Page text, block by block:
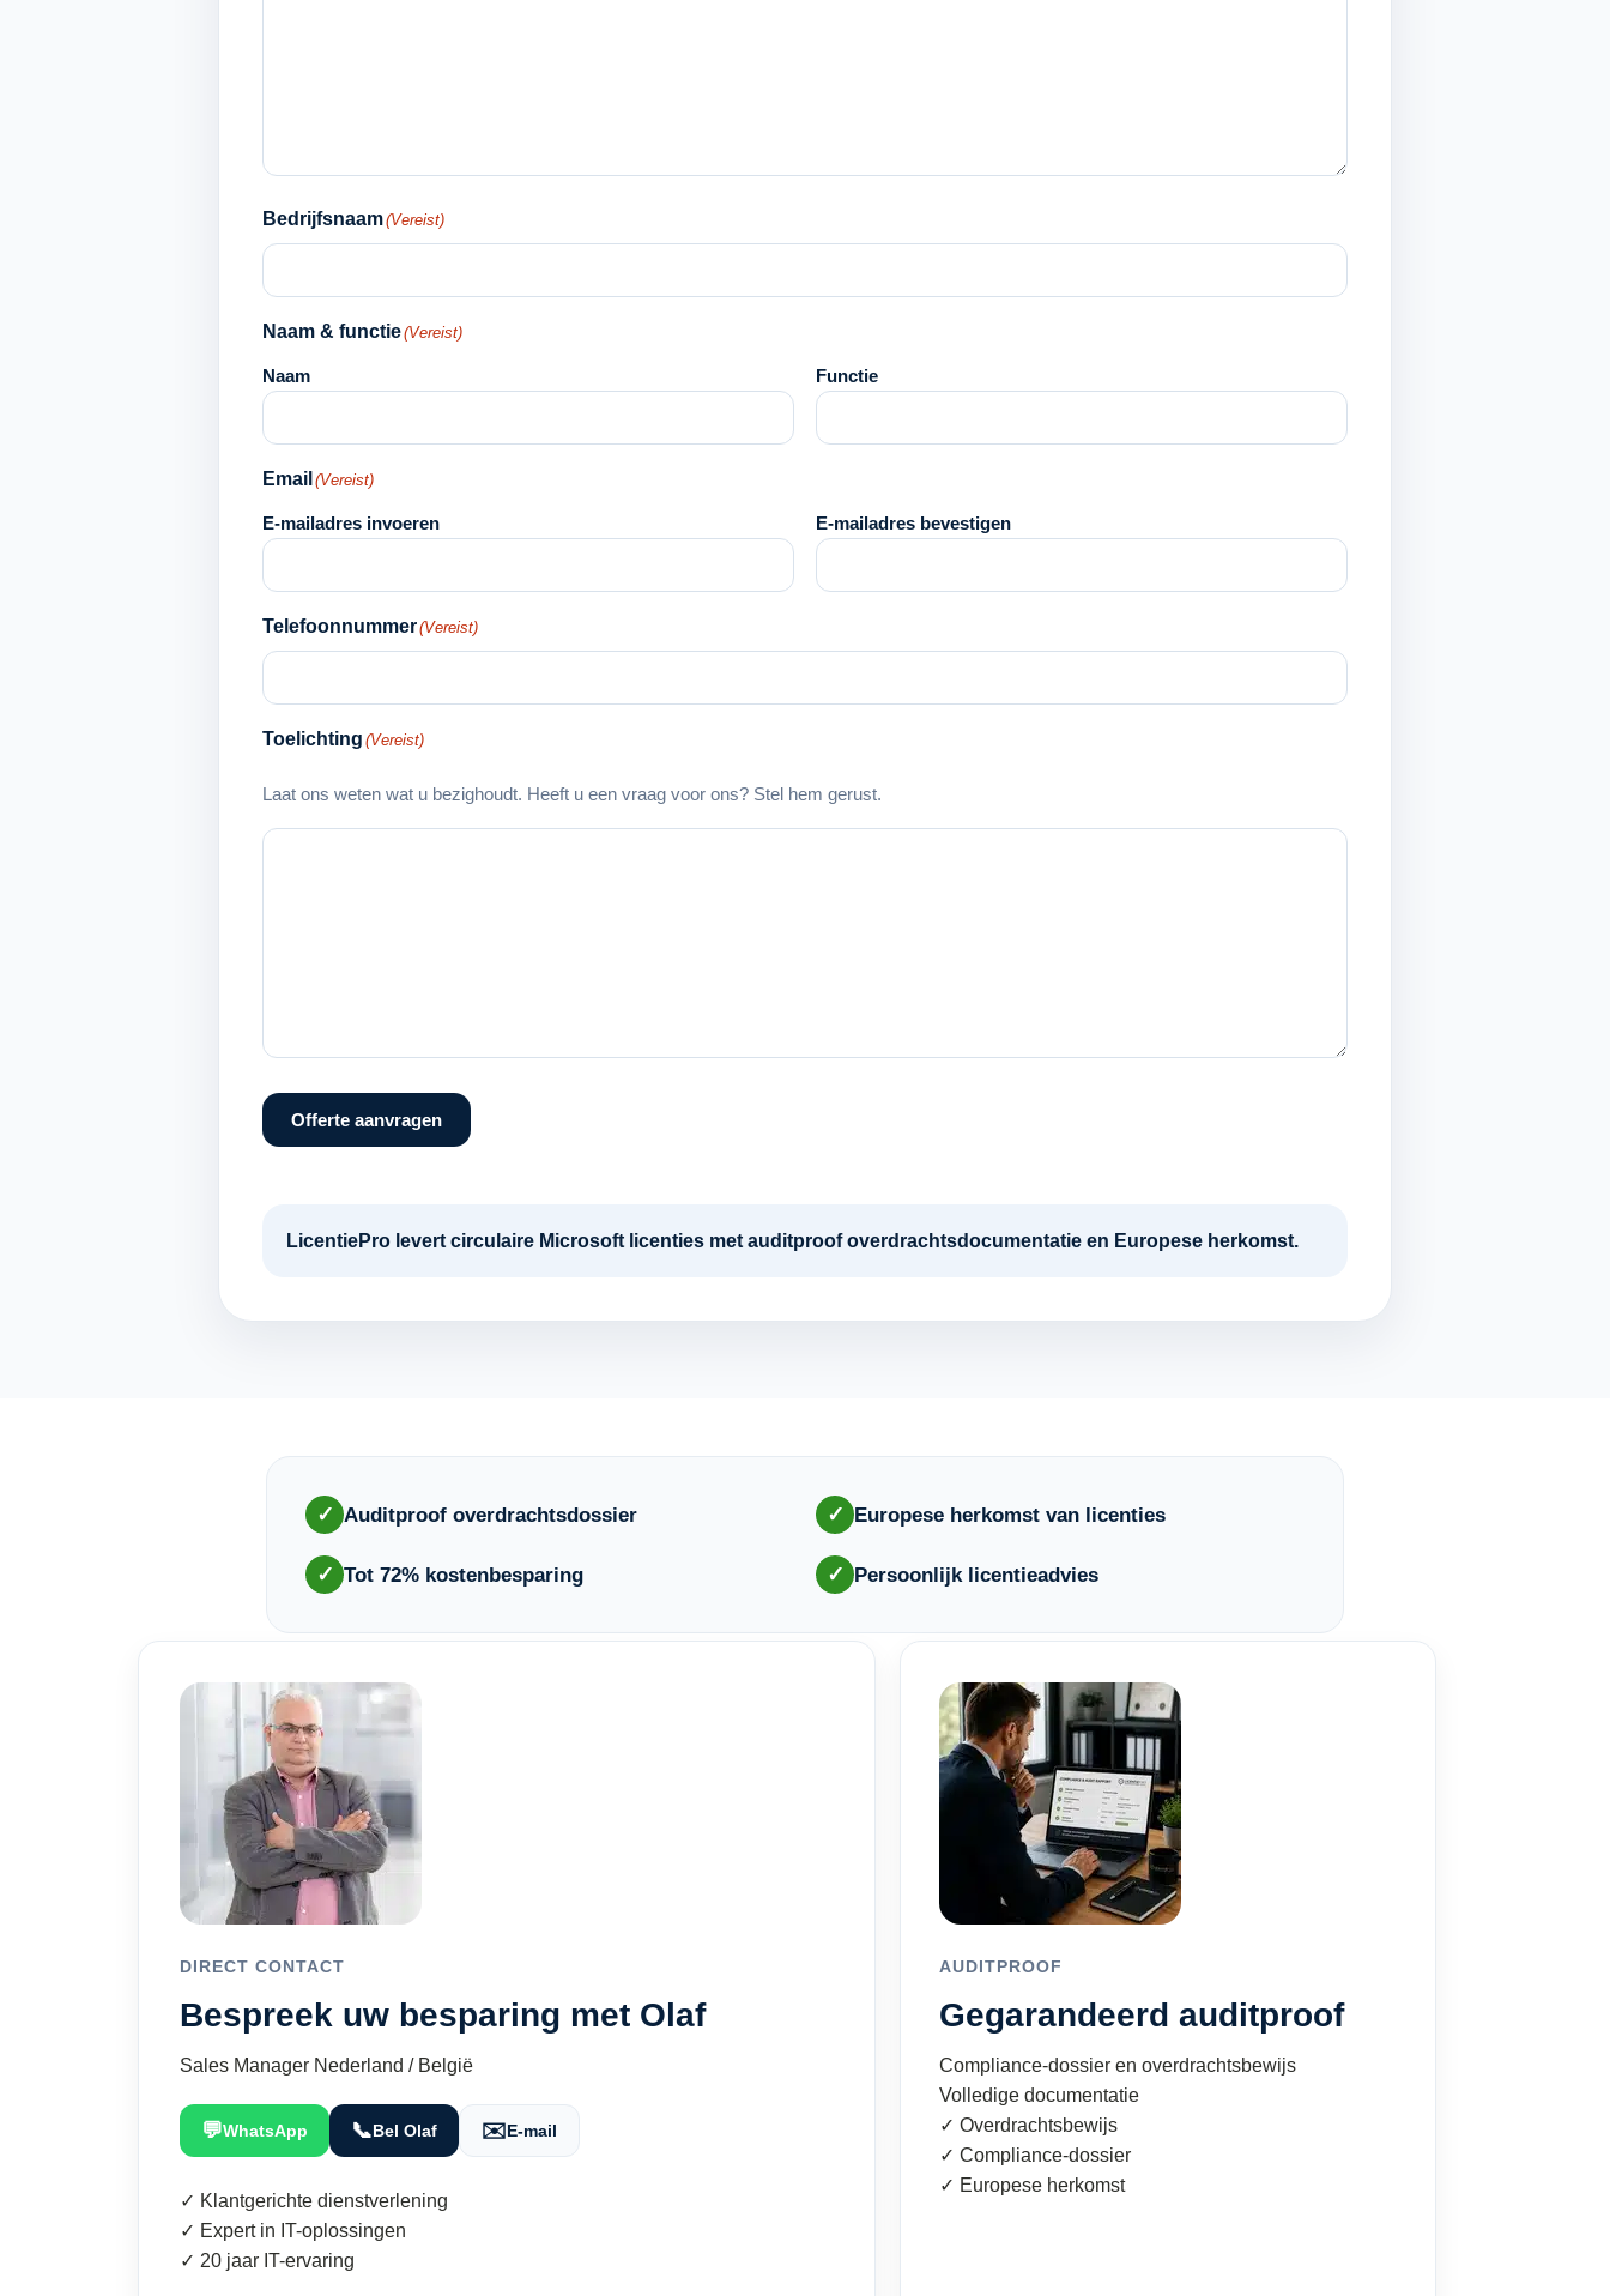
Bedrijfsnaam(Vereist)
Naam & functie(Vereist)
Naam Functie
Email (Vereist)
E-mailadres invoeren E-mailadres bevestigen
Telefoonnummer(Vereist)
Toelichting (Vereist)
Laat ons weten wat u bezighoudt. Heeft u een vraag voor ons? Stel hem gerust.
Offerte aanvragen
LicentiePro levert circulaire Microsoft licenties met auditproof overdrachtsdocumentatie en Europese herkomst.
✓ Auditproof overdrachtsdossier ✓ Europese herkomst van licenties
✓ Tot 72% kostenbesparing ✓ Persoonlijk licentieadvies
DIRECT CONTACT
Bespreek uw besparing met Olaf
Sales Manager Nederland / België
💬WhatsApp 📞Bel Olaf ✉️E-mail
✓ Klantgerichte dienstverlening
✓ Expert in IT-oplossingen
✓ 20 jaar IT-ervaring
AUDITPROOF
Gegarandeerd auditproof
Compliance-dossier en overdrachtsbewijs
Volledige documentatie
✓ Overdrachtsbewijs
✓ Compliance-dossier
✓ Europese herkomst